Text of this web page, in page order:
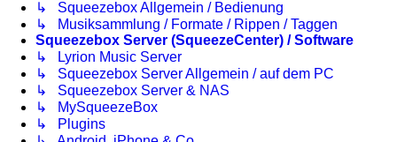
↳ Squeezebox Allgemein / Bedienung
↳ Musiksammlung / Formate / Rippen / Taggen
Squeezebox Server (SqueezeCenter) / Software
↳ Lyrion Music Server
↳ Squeezebox Server Allgemein / auf dem PC
↳ Squeezebox Server & NAS
↳ MySqueezeBox
↳ Plugins